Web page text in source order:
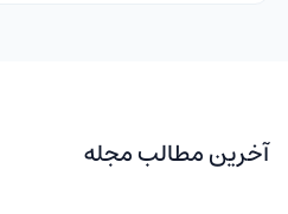
آخرین مطالب مجله